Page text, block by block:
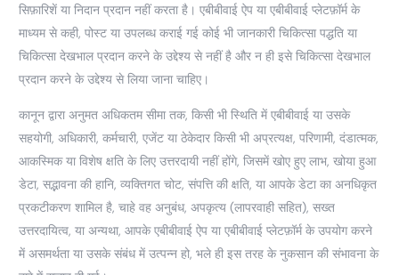
सिफ़ारिशें या निदान प्रदान नहीं करता है। एबीबीवाई ऐप या एबीबीवाई प्लेटफ़ॉर्म के
माध्यम से कही, पोस्ट या उपलब्ध कराई गई कोई भी जानकारी चिकित्सा पद्धति या
चिकित्सा देखभाल प्रदान करने के उद्देश्य से नहीं है और न ही इसे चिकित्सा देखभाल
प्रदान करने के उद्देश्य से लिया जाना चाहिए।
कानून द्वारा अनुमत अधिकतम सीमा तक, किसी भी स्थिति में एबीबीवाई या उसके
सहयोगी, अधिकारी, कर्मचारी, एजेंट या ठेकेदार किसी भी अप्रत्यक्ष, परिणामी, दंडात्मक,
आकस्मिक या विशेष क्षति के लिए उत्तरदायी नहीं होंगे, जिसमें खोए हुए लाभ, खोया हुआ
डेटा, सद्भावना की हानि, व्यक्तिगत चोट, संपत्ति की क्षति, या आपके डेटा का अनधिकृत
प्रकटीकरण शामिल है, चाहे वह अनुबंध, अपकृत्य (लापरवाही सहित), सख्त
उत्तरदायित्व, या अन्यथा, आपके एबीबीवाई ऐप या एबीबीवाई प्लेटफ़ॉर्म के उपयोग करने
में असमर्थता या उसके संबंध में उत्पन्न हो, भले ही इस तरह के नुकसान की संभावना के